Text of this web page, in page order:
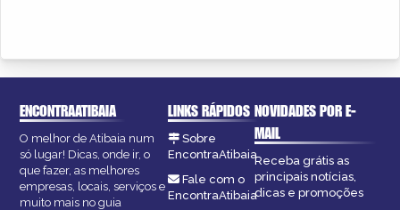
ENCONTRAATIBAIA
O melhor de Atibaia num
só lugar! Dicas, onde ir, o
que fazer, as melhores
empresas, locais, serviços e
muito mais no guia
LINKS RÁPIDOS
Sobre
EncontraAtibaia
Fale com o
EncontraAtibaia
NOVIDADES POR E-
MAIL
Receba grátis as
principais notícias,
dicas e promoções